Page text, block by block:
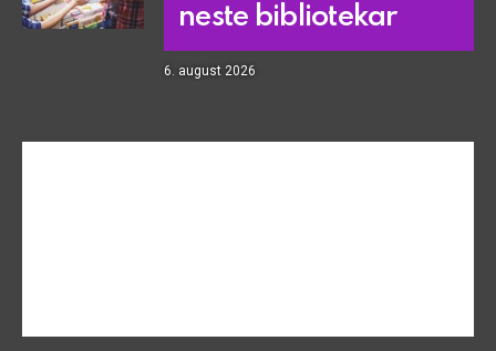
neste bibliotekar
6. august 2026